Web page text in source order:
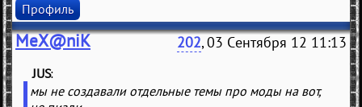
Профиль
MeX@niK 202, 03 Сентября 12 11:13
(JUS
мы не создавали отдельные темы про моды на вот,